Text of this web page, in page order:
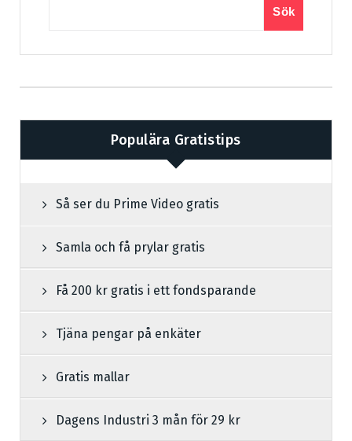
Sök
Populära Gratistips
Så ser du Prime Video gratis
Samla och få prylar gratis
Få 200 kr gratis i ett fondsparande
Tjäna pengar på enkäter
Gratis mallar
Dagens Industri 3 mån för 29 kr